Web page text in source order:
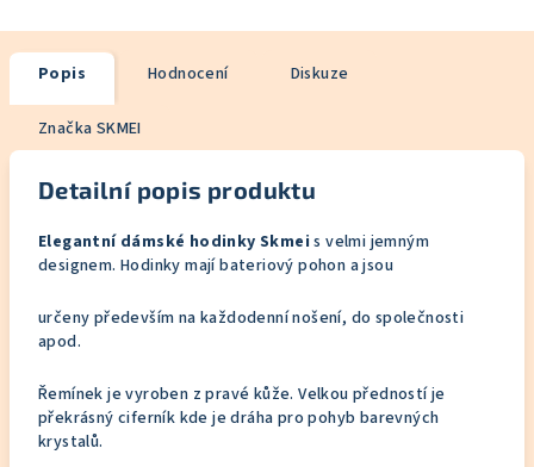
Popis Hodnocení Diskuze
Značka SKMEI
Detailní popis produktu
Elegantní dámské hodinky Skmei s velmi jemným
designem. Hodinky mají bateriový pohon a jsou
určeny především na každodenní nošení, do společnosti
apod.
Řemínek je vyroben z pravé kůže. Velkou předností je
překrásný ciferník kde je dráha pro pohyb barevných
krystalů.